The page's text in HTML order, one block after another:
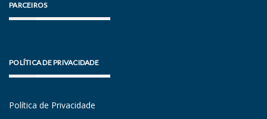
PARCEIROS
POLÍTICA DE PRIVACIDADE
Política de Privacidade